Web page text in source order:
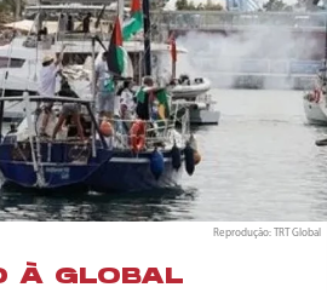
Reprodução: TRT Global
À GLOBAL